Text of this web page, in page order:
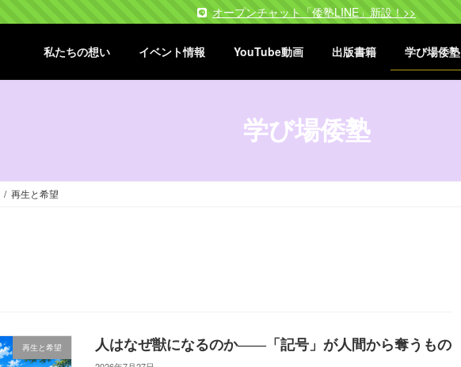
オープンチャット「倭塾LINE」新設！>>
私たちの想い イベント情報 YouTube動画 出版書籍 学び場倭塾
学び場倭塾
再生と希望
再生と希望 人はなぜ獣になるのか――「記号」が人間から奪うもの